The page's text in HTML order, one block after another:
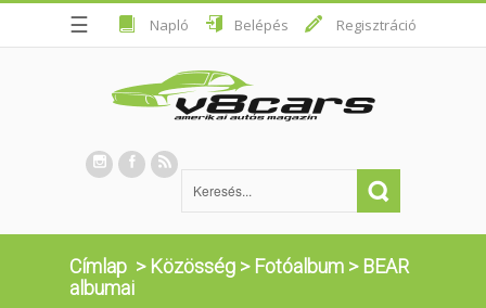
☰ Napló Belépés Regisztráció
Címlap > Közösség > Fotóalbum > BEAR
albumai